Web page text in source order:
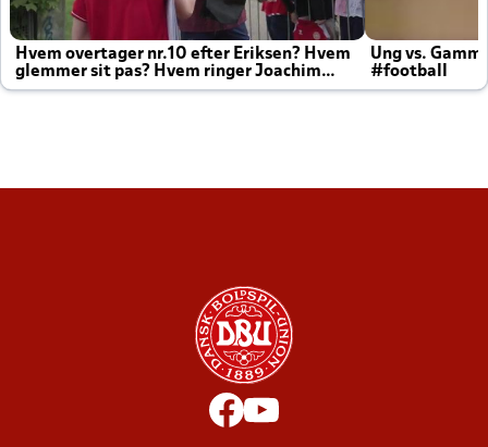
Hvem overtager nr.10 efter Eriksen? Hvem
glemmer sit pas? Hvem ringer Joachim
altid til efter kampe?
Ung vs.
#football